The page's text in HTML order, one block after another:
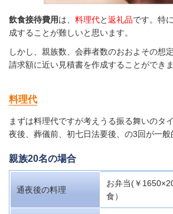
飲食接待費用は、 料理代と返礼品です。特
成することが難しいと思います。
しかし、親族数、会葬者数のおおよその想
請求額に近い見積書を作成することができま
料理代
まずは料理代ですが考えうる振る舞いのタ
夜後、葬儀前、初七日法要後、の3回が一般
親族20名の場合
通夜後の料理
お弁当(￥
食）